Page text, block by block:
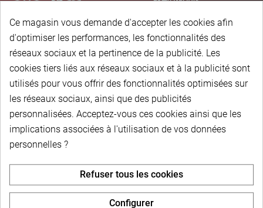
Newsletter
Pour recevoir notre
newsletter, nous vous
Ce magasin vous demande d'accepter les cookies afin
d'optimiser les performances, les fonctionnalités des
réseaux sociaux et la pertinence de la publicité. Les
cookies tiers liés aux réseaux sociaux et à la publicité sont
utilisés pour vous offrir des fonctionnalités optimisées sur
les réseaux sociaux, ainsi que des publicités
personnalisées. Acceptez-vous ces cookies ainsi que les
implications associées à l'utilisation de vos données
personnelles ?
Refuser tous les cookies
Configurer